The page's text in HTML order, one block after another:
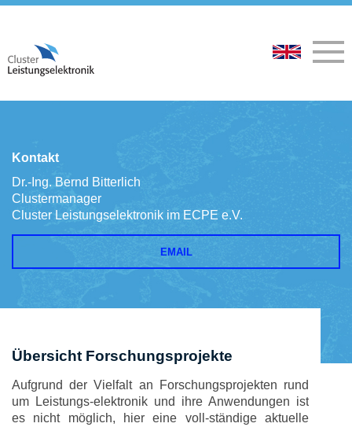
Übersicht Forschungsprojekte
Aufgrund der Vielfalt an Forschungsprojekten rund
um Leistungs-elektronik und ihre Anwendungen ist
es nicht möglich, hier eine voll-ständige aktuelle
Kontakt
Dr.-Ing. Bernd Bitterlich
Clustermanager
Cluster Leistungselektronik im ECPE e.V.
EMAIL